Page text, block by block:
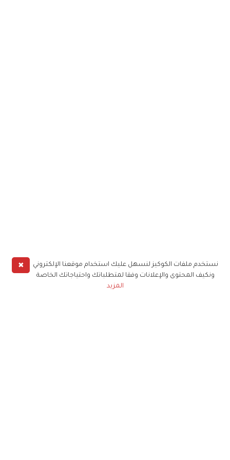
✖
نستخدم ملفات الكوكيز لنسهل عليك استخدام موقعنا الإلكتروني
ونكيف المحتوى والإعلانات وفقا لمتطلباتك واحتياجاتك الخاصة
المزيد